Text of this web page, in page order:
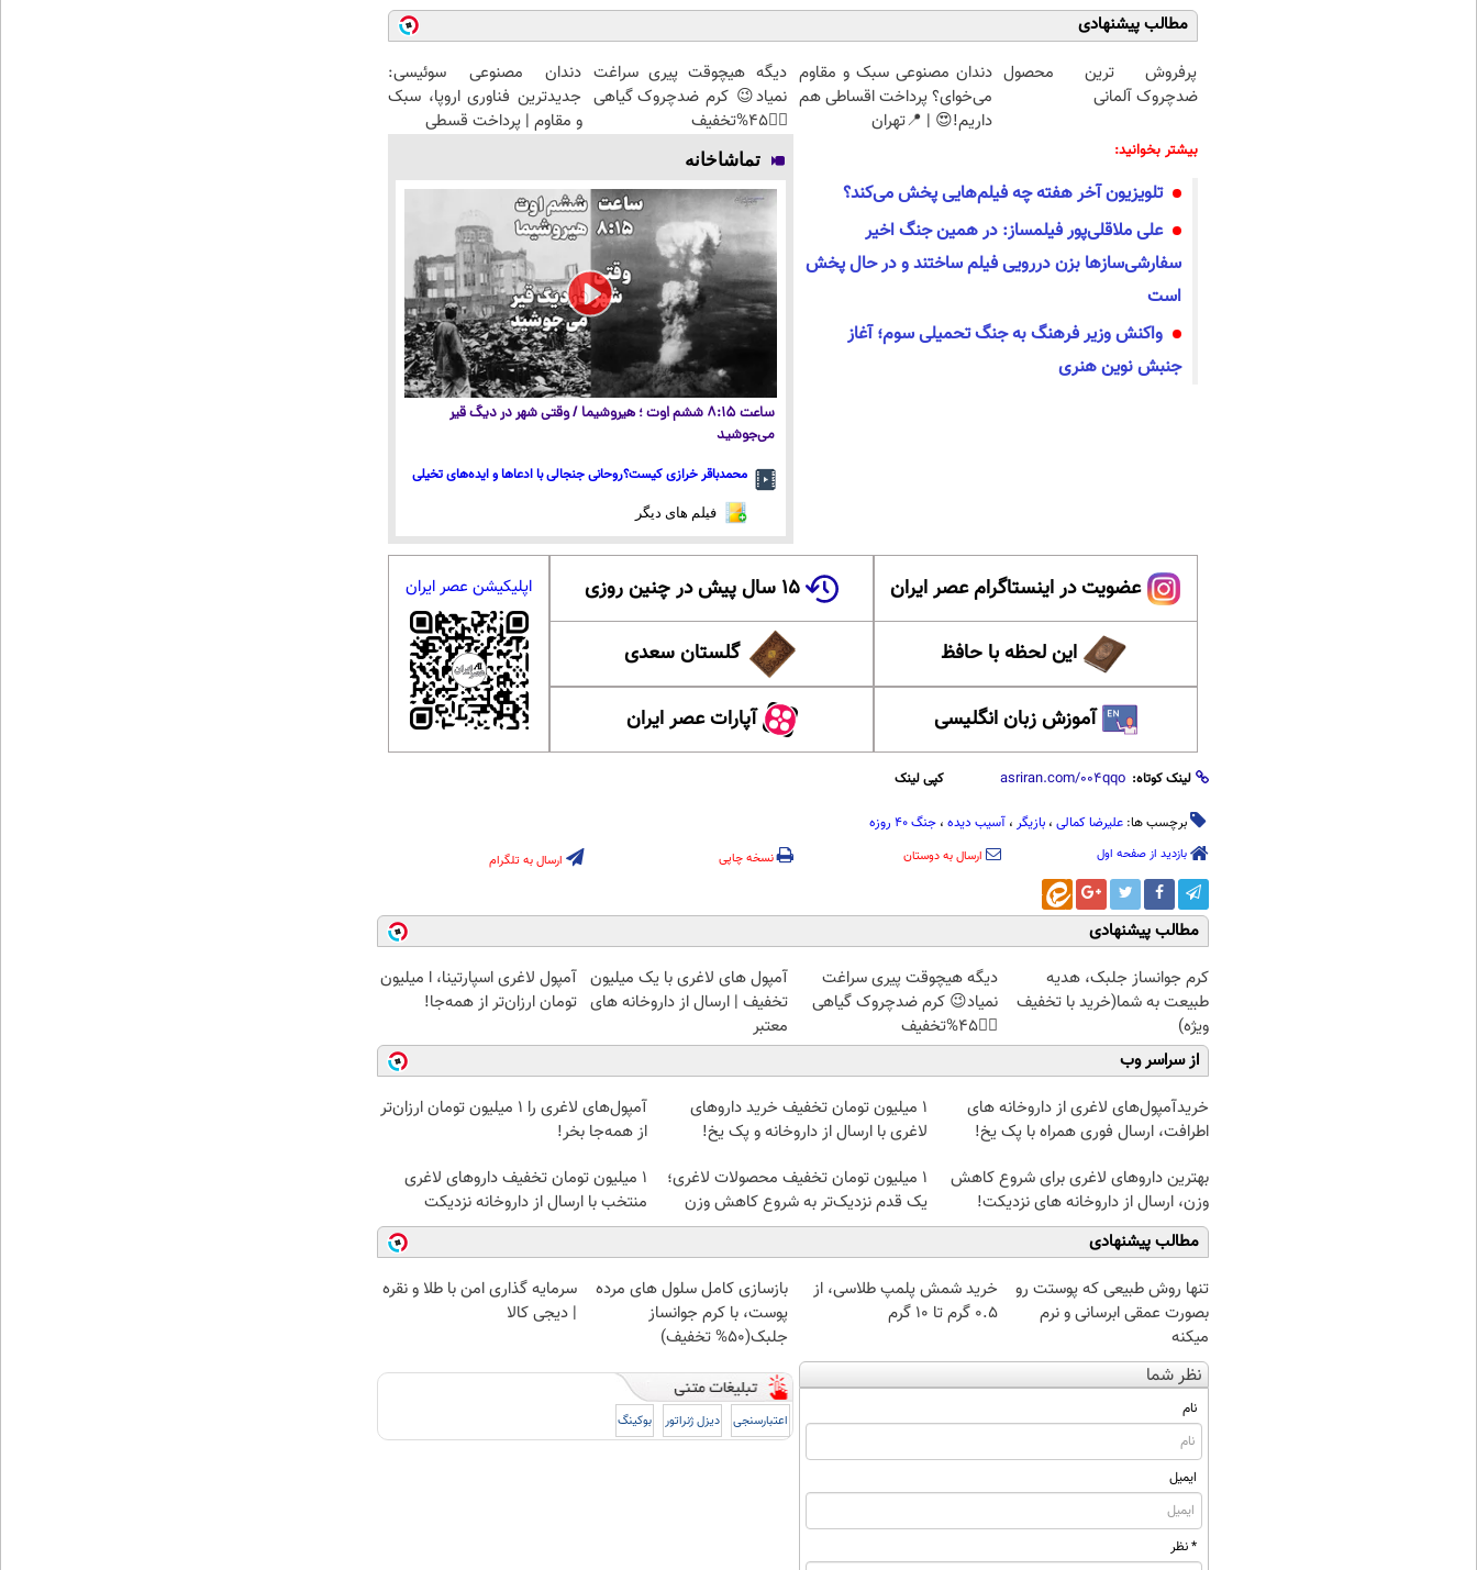
مطالب پیشنهادی
پرفروش ترین محصول
ضدچروک آلمانی
دندان مصنوعی سبک و مقاوم
می‌خوای؟ پرداخت اقساطی هم
داریم!😍 | 📍تهران
دیگه هیچوقت پیری سراغت
نمیاد😉 کرم ضدچروک گیاهی
👈🏻45%تخفیف
دندان مصنوعی سوئیسی:
جدیدترین فناوری اروپا، سبک
و مقاوم | پرداخت قسطی
بیشتر بخوانید:
تلویزیون آخر هفته چه فیلم‌هایی پخش می‌کند؟
علی ملاقلی‌پور فیلمساز: در همین جنگ اخیر
سفارشی‌سازها بزن دررویی فیلم‌ ساختند و در حال پخش
است
واکنش وزیر فرهنگ به جنگ تحمیلی سوم؛ آغاز
جنبش نوین هنری
تماشاخانه
ساعت ۸:۱۵ ششم اوت ؛ هیروشیما / وقتی شهر در دیگ قیر
می‌جوشید
محمدباقر خرازی کیست؟روحانی جنجالی با ادعاها و ایده‌های تخیلی
فیلم های دیگر
عضویت در اینستاگرام عصر ایران ۱۵ سال پیش در چنین روزی
این لحظه با حافظ گلستان سعدی
آموزش زبان انگلیسی آپارات عصر ایران
اپلیکیشن عصر ایران
لینک کوتاه: کپی لینک
برچسب ها: علیرضا کمالی ، بازیگر ، آسیب دیده ، جنگ ۴۰ روزه
بازدید از صفحه اول ارسال به دوستان نسخه چاپی ارسال به تلگرام
مطالب پیشنهادی
کرم جوانساز جلبک، هدیه
طبیعت به شما(خرید با تخفیف
ویژه)
دیگه هیچوقت پیری سراغت
نمیاد😉 کرم ضدچروک گیاهی
👈🏻45%تخفیف
آمپول های لاغری با یک میلیون
تخفیف | ارسال از داروخانه های
معتبر
آمپول لاغری اسپارتینا، ا میلیون
تومان ارزان‌تر از همه‌جا!
از سراسر وب
خریدآمپول‌های لاغری از داروخانه های
اطرافت، ارسال فوری همراه با پک یخ!
1 میلیون تومان تخفیف خرید داروهای
لاغری با ارسال از داروخانه و پک یخ!
آمپول‌های لاغری را ۱ میلیون تومان ارزان‌تر
از همه‌جا بخر!
بهترین داروهای لاغری برای شروع کاهش
وزن، ارسال از داروخانه های نزدیکت!
۱ میلیون تومان تخفیف محصولات لاغری؛
یک قدم نزدیک‌تر به شروع کاهش وزن
۱ میلیون تومان تخفیف داروهای لاغری
منتخب با ارسال از داروخانه نزدیکت
مطالب پیشنهادی
تنها روش طبیعی که پوستت رو
بصورت عمقی ابرسانی و نرم
میکنه
خرید شمش پلمپ طلاسی، از
۰.۵ گرم تا ۱۰ گرم
بازسازی کامل سلول های مرده
پوست، با کرم جوانساز
جلبک(50% تخفیف)
سرمایه گذاری امن با طلا و نقره
| دیجی کالا
نظر شما
نام
ایمیل
* نظر
اعتبارسنجی دیزل ژنراتور بوکینگ